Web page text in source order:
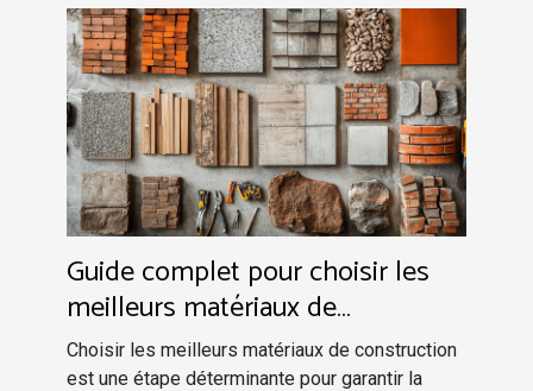
Guide complet pour choisir les
meilleurs matériaux de
construction
Choisir les meilleurs matériaux de construction
est une étape déterminante pour garantir la